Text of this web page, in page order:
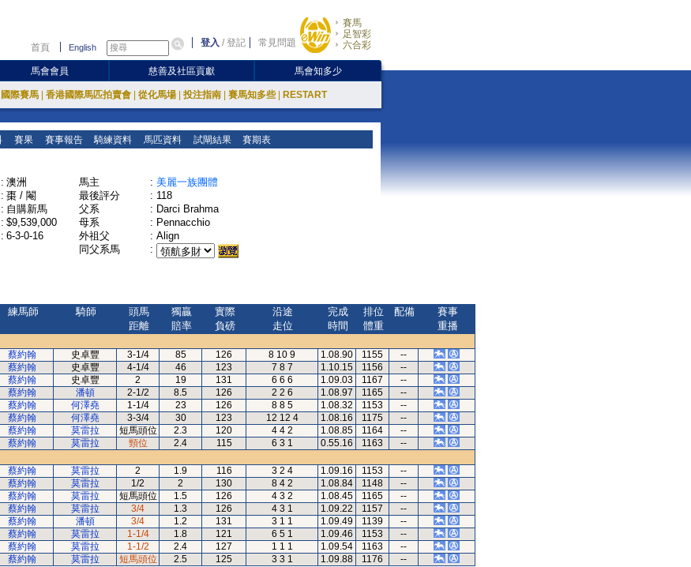
首頁 English 登入 /登記 常見問題
賽馬
足智彩
六合彩
馬會會員 慈善及社區貢獻 馬會知多少
國際賽馬 香港國際馬匹拍賣會 從化馬場 投注指南 賽馬知多些 RESTART
賽果 賽事報告 騎練資料 馬匹資料 試閘結果 賽期表
: 澳洲
: 棗 / 閹
: 自購新馬
: $9,539,000
: 6-3-0-16
馬主 : 美麗一族團體
最後評分
: 118
父系
: Darci Brahma
母系
: Pennacchio
外祖父
: Align
同父系馬
:
練馬師 騎師
頭馬
距離
獨贏
賠率
實際
負磅
沿途
走位
完成
時間
排位
體重
配備
賽事
重播
蔡約翰 史卓豐 3-1/4 85 126 8 10 9 1.08.90 1155
--
蔡約翰 史卓豐 4-1/4 46 123 7 8 7 1.10.15 1156
--
蔡約翰 史卓豐 2 19 131 6 6 6 1.09.03 1167
--
蔡約翰 潘頓 2-1/2 8.5 126 2 2 6 1.08.97 1165
--
蔡約翰 何澤堯 1-1/4 23 126 8 8 5 1.08.32 1153
--
蔡約翰 何澤堯 3-3/4 30 123 12 12 4 1.08.16 1175
--
蔡約翰 莫雷拉 短馬頭位 2.3 120 4 4 2 1.08.85 1164
--
蔡約翰 莫雷拉 頸位 2.4 115 6 3 1 0.55.16 1163
--
蔡約翰 莫雷拉 2 1.9 116 3 2 4 1.09.16 1153
--
蔡約翰 莫雷拉 1/2 2 130 8 4 2 1.08.84 1148
--
蔡約翰 莫雷拉 短馬頭位 1.5 126 4 3 2 1.08.45 1165
--
蔡約翰 莫雷拉 3/4 1.3 126 4 3 1 1.09.22 1157
--
蔡約翰 潘頓 3/4 1.2 131 3 1 1 1.09.49 1139
--
蔡約翰 莫雷拉 1-1/4 1.8 121 6 5 1 1.09.46 1153
--
蔡約翰 莫雷拉 1-1/2 2.4 127 1 1 1 1.09.54 1163
--
蔡約翰 莫雷拉 短馬頭位 2.5 125 3 3 1 1.09.88 1176 --